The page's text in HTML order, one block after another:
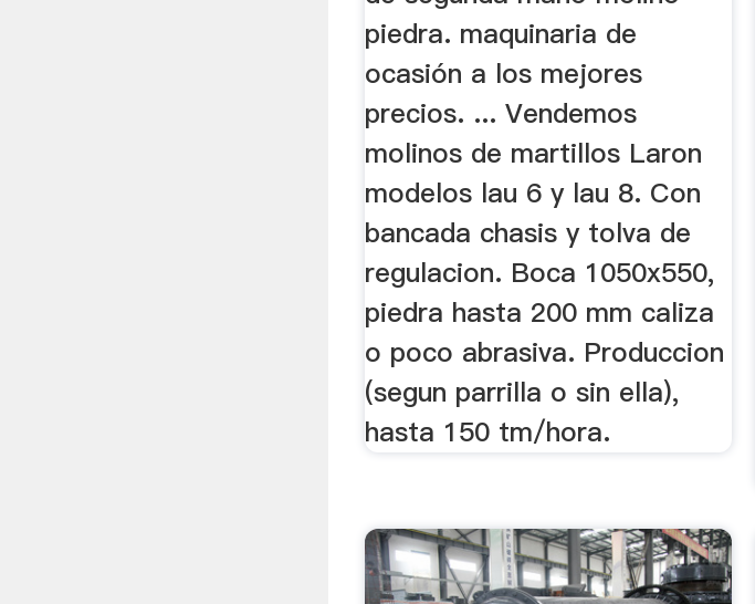
piedra. maquinaria de
ocasión a los mejores
precios. ... Vendemos
molinos de martillos Laron
modelos lau 6 y lau 8. Con
bancada chasis y tolva de
regulacion. Boca 1050x550,
piedra hasta 200 mm caliza
o poco abrasiva. Produccion
(segun parrilla o sin ella),
hasta 150 tm/hora.